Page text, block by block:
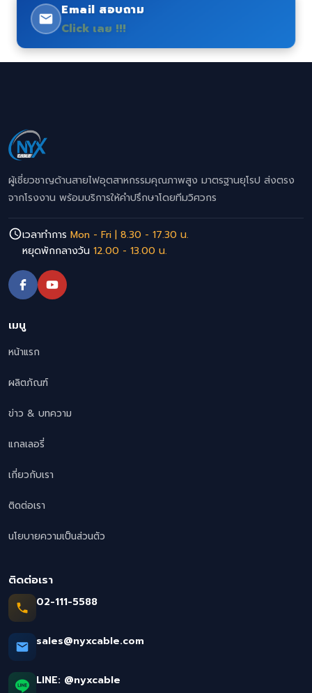
Email สอบถาม
Click เลย !!!
ผู้เชี่ยวชาญด้านสายไฟอุตสาหกรรมคุณภาพสูง มาตรฐานยุโรป ส่งตรง
จากโรงงาน พร้อมบริการให้คำปรึกษาโดยทีมวิศวกร
เวลาทำการ Mon - Fri | 8.30 - 17.30 น.
หยุดพักกลางวัน 12.00 - 13.00 น.
เมนู
หน้าแรก
ผลิตภัณฑ์
ข่าว & บทความ
แกลเลอรี่
เกี่ยวกับเรา
ติดต่อเรา
นโยบายความเป็นส่วนตัว
ติดต่อเรา
02-111-5588
sales@nyxcable.com
LINE: @nyxcable